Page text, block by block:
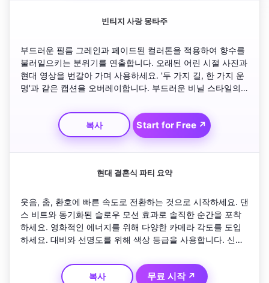
빈티지 사랑 몽타주
부드러운 필름 그레인과 페이드된 컬러톤을 적용하여 향수를
불러일으키는 분위기를 연출합니다. 오래된 어린 시절 사진과
현대 영상을 번갈아 가며 사용하세요. '두 가지 길, 한 가지 운
명'과 같은 캡션을 오버레이합니다. 부드러운 비닐 스타일의
을 잡고 걸어가는 커플로 마무리하며 시대를 초월한 분위기를
연출합니다.
복사 Start for Free ↗
현대 결혼식 파티 요약
웃음, 춤, 환호에 빠른 속도로 전환하는 것으로 시작하세요. 댄
스 비트와 동기화된 슬로우 모션 효과로 솔직한 순간을 포착
하세요. 영화적인 에너지를 위해 다양한 카메라 각도를 도입
하세요. 대비와 선명도를 위해 색상 등급을 사용합니다. 신랑
높은 음성으로 마무리합니다.
복사
무료 시작 ↗